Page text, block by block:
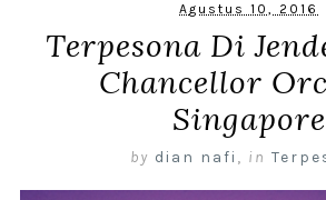
Agustus 10, 2016
Terpesona Di
Chancellor
Singapore
by dian nafi , in